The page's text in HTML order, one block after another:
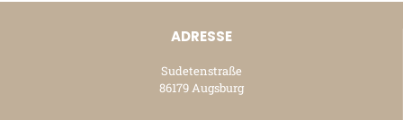
ADRESSE
Sudetenstraße
86179 Augsburg